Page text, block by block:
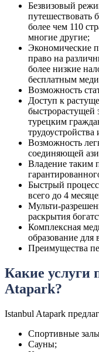
Безвизовый
путешествовать
более чем 110
многие другие;
Экономические
право на
более низкие
бесплатным
Возможность
Доступ к
быстрорастущей
турецким
Возможность
соединяющей
Владение таким
Быстрый
всего до 4
Мульти-
раскрытия
Комплексная
образование для
Преимущества
Какие услуги
Atapark?
Istanbul Atapark
Спортивные
Сауны;